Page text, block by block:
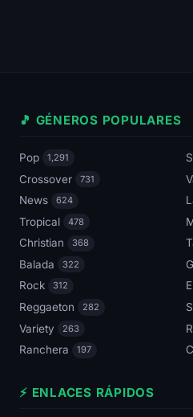
🎵 GÉNEROS POPULARES
Pop 1,291
Crossover 731
News 624
Tropical 478
Christian 368
Balada 322
Rock 312
Reggaeton 282
Variety 263
Ranchera 197
⚡ ENLACES RÁPIDOS